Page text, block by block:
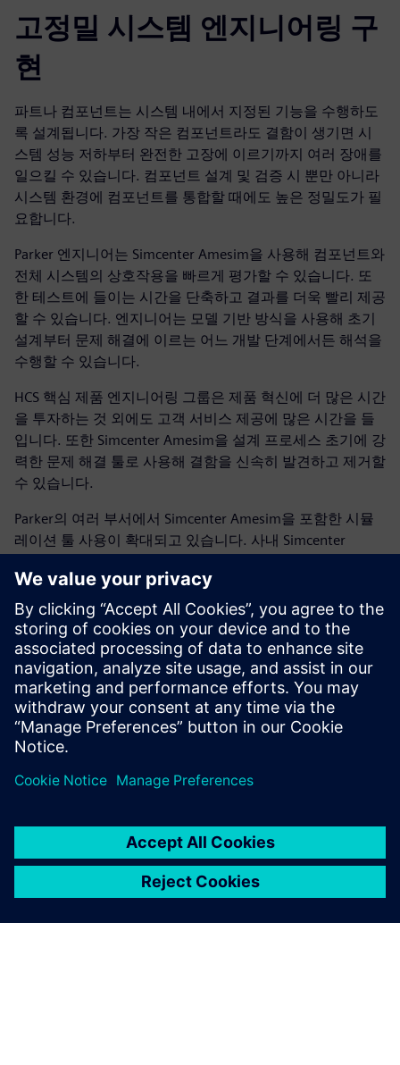
고정밀 시스템 엔지니어링 구
현
파트나 컴포넌트는 시스템 내에서 지정된 기능을 수행하도
록 설계됩니다. 가장 작은 컴포넌트라도 결함이 생기면 시
스템 성능 저하부터 완전한 고장에 이르기까지 여러 장애를
일으킬 수 있습니다. 컴포넌트 설계 및 검증 시 뿐만 아니라
시스템 환경에 컴포넌트를 통합할 때에도 높은 정밀도가 필
요합니다.
Parker 엔지니어는 Simcenter Amesim을 사용해 컴포넌트와
전체 시스템의 상호작용을 빠르게 평가할 수 있습니다. 또
한 테스트에 들이는 시간을 단축하고 결과를 더욱 빨리 제공
할 수 있습니다. 엔지니어는 모델 기반 방식을 사용해 초기
설계부터 문제 해결에 이르는 어느 개발 단계에서든 해석을
수행할 수 있습니다.
HCS 핵심 제품 엔지니어링 그룹은 제품 혁신에 더 많은 시간
을 투자하는 것 외에도 고객 서비스 제공에 많은 시간을 들
입니다. 또한 Simcenter Amesim을 설계 프로세스 초기에 강
력한 문제 해결 툴로 사용해 결함을 신속히 발견하고 제거할
수 있습니다.
Parker의 여러 부서에서 Simcenter Amesim을 포함한 시뮬
레이션 툴 사용이 확대되고 있습니다. 사내 Simcenter
하라는 요청을 받았습니다.
Parker에서 시스템 시뮬레이션으로의 전환은 상당히 전략적
으로 이뤄졌습니다. 보다 빠르고 우수한 제품 혁신을 위해
서는 포괄적이며 상세한 시스템 지식이 필요합니다.
Simcenter Amesim의 신뢰할 수 있는 모델 기반 방식은 첨단
제조 산업을 위한 완벽한 기술 및 통합 파트너로서의 Parker
의 입지를 가속화합니다.